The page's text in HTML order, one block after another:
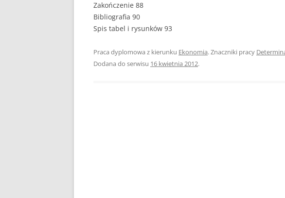
PSYCHOLOGIA
Zakończenie 88
Bibliografia 90
Spis tabel i rysunków 93
Praca dyplomowa z kierunku Ekonomia. Znaczniki pracy
Dodana do serwisu 16 kwietnia 2012.